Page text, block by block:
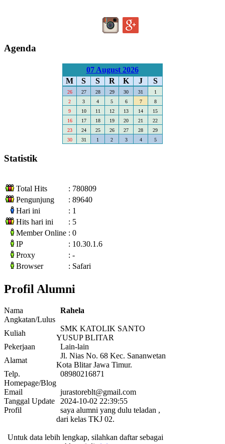
Agenda
07 August 2026
M
S S R K J S
26 27 28 29 30 31
1
2
3 4 5 6 7
8
9
10 11 12 13 14
15
16
17 18 19 20 21
22
23
24 25 26 27 28
29
30
31 1 2 3 4 5
Statistik
Total Hits
: 780809
Pengunjung
: 89640
Hari ini
: 1
Hits hari ini
: 5
Member Online : 0
IP
: 10.30.1.6
Proxy
: -
Browser
: Safari
Profil Alumni
Nama
Rahela
Angkatan/Lulus
Kuliah
SMK KATOLIK SANTO
YUSUP BLITAR
Pekerjaan
Lain-lain
Alamat
Jl. Nias No. 68 Kec. Sananwetan
Kota Blitar Jawa Timur.
Telp.
08980216871
Homepage/Blog
Email
jurastoreblt@gmail.com
Tanggal Update
2024-10-02 22:39:55
Profil
saya alumni yang dulu teladan ,
dari kelas TKJ 02.
Untuk data lebih lengkap, silahkan daftar sebagai